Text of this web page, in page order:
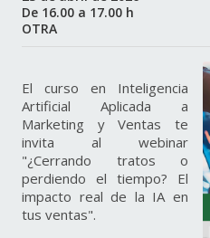
De 16.00 a 17.00 h
OTRA
El curso en Inteligencia
Artificial Aplicada a
Marketing y Ventas te
invita al webinar
"¿Cerrando tratos o
perdiendo el tiempo? El
impacto real de la IA en
tus ventas".